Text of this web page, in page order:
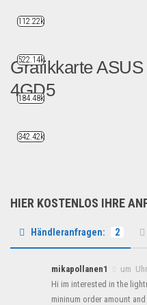
Grafikkarte
4GD5
B2B Produkte
HIER KOSTENLOS IHRE
Händleranfragen: 2
mikapollanen1
um Uhr
Hi im interested in the
mininum order amount
112.22k
522.14k
184.48k
342.42k